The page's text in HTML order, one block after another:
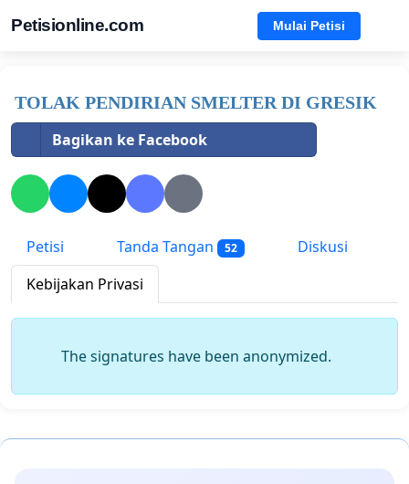
Petisionline.com Mulai Petisi
TOLAK PENDIRIAN SMELTER DI GRESIK
Bagikan ke Facebook
Petisi Tanda Tangan 52
Diskusi
Kebijakan Privasi
The signatures have been anonymized.